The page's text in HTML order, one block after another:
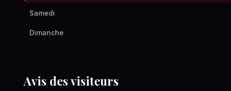
Samedi
Dimanche
Avis des visiteurs